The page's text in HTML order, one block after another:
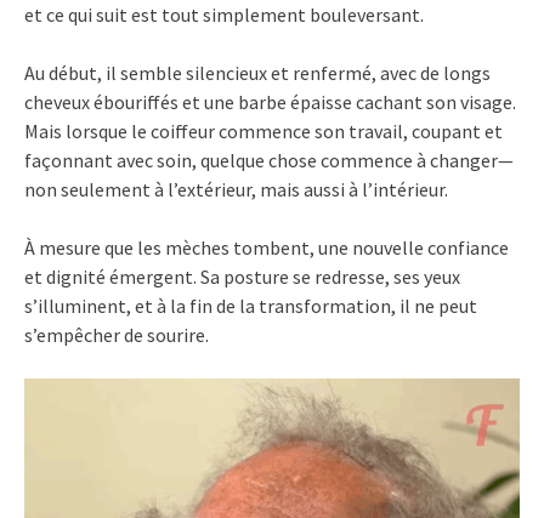
et ce qui suit est tout simplement bouleversant.
Au début, il semble silencieux et renfermé, avec de longs
cheveux ébouriffés et une barbe épaisse cachant son visage.
Mais lorsque le coiffeur commence son travail, coupant et
façonnant avec soin, quelque chose commence à changer—
non seulement à l’extérieur, mais aussi à l’intérieur.
À mesure que les mèches tombent, une nouvelle confiance
et dignité émergent. Sa posture se redresse, ses yeux
s’illuminent, et à la fin de la transformation, il ne peut
s’empêcher de sourire.